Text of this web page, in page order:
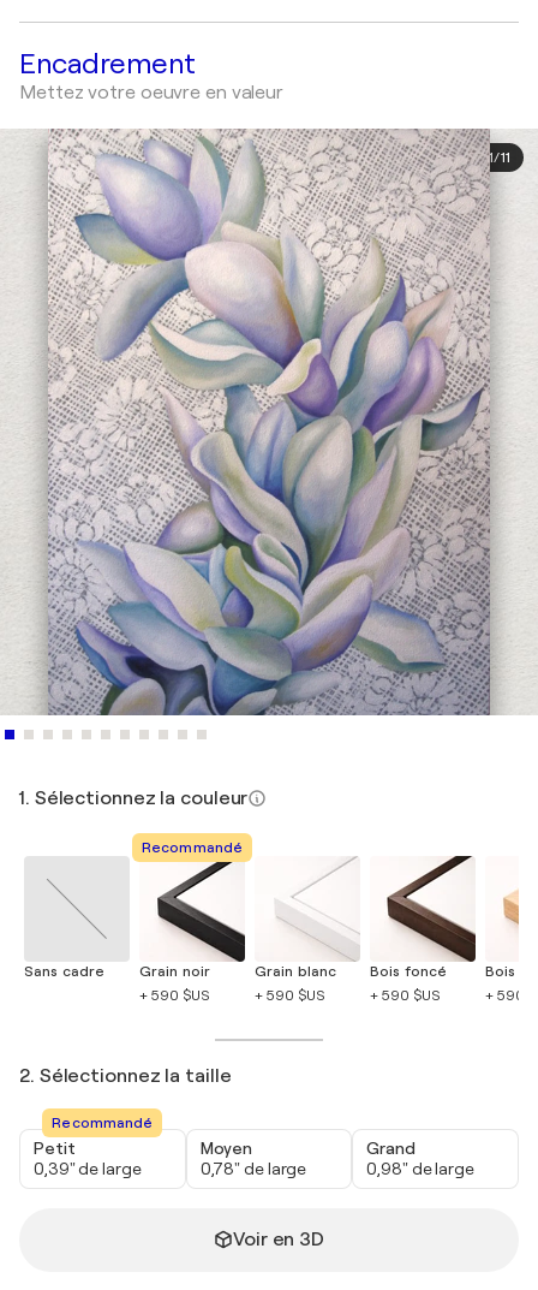
Encadrement
Mettez votre oeuvre en valeur
1/11
1. Sélectionnez la couleur
Sans cadre
Recommandé
Grain noir
+ 590 $US
Grain blanc
+ 590 $US
Bois foncé
+ 590 $US
Bois
+ 590
2. Sélectionnez la taille
Recommandé
Petit
0,39" de large
Moyen
0,78" de large
Grand
0,98" de large
Voir en 3D